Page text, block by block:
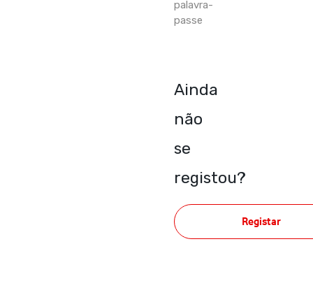
palavra-
passe
Ainda
não
se
registou?
Registar